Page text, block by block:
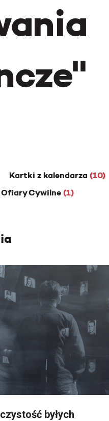
"
Kartki z kalendarza (10)
Ofiary Cywilne(1)
byłych